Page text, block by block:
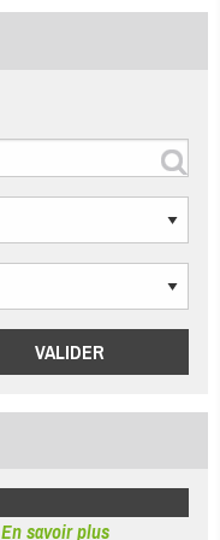
En savoir plus